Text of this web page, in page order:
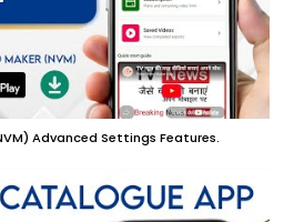
Advanced Settings Features.